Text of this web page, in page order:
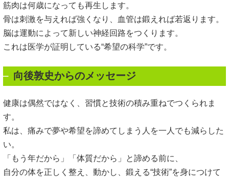
筋肉は何歳になっても再生します。
骨は刺激を与えれば強くなり、血管は鍛えれば若返ります。
脳は運動によって新しい神経回路をつくります。
これは医学が証明している“希望の科学”です。
向後敦史からのメッセージ
健康は偶然ではなく、習慣と技術の積み重ねでつくられま
す。
私は、痛みで夢や希望を諦めてしまう人を一人でも減らした
い。
「もう年だから」「体質だから」と諦める前に、
自分の体を正しく整え、動かし、鍛える“技術”を身につけて